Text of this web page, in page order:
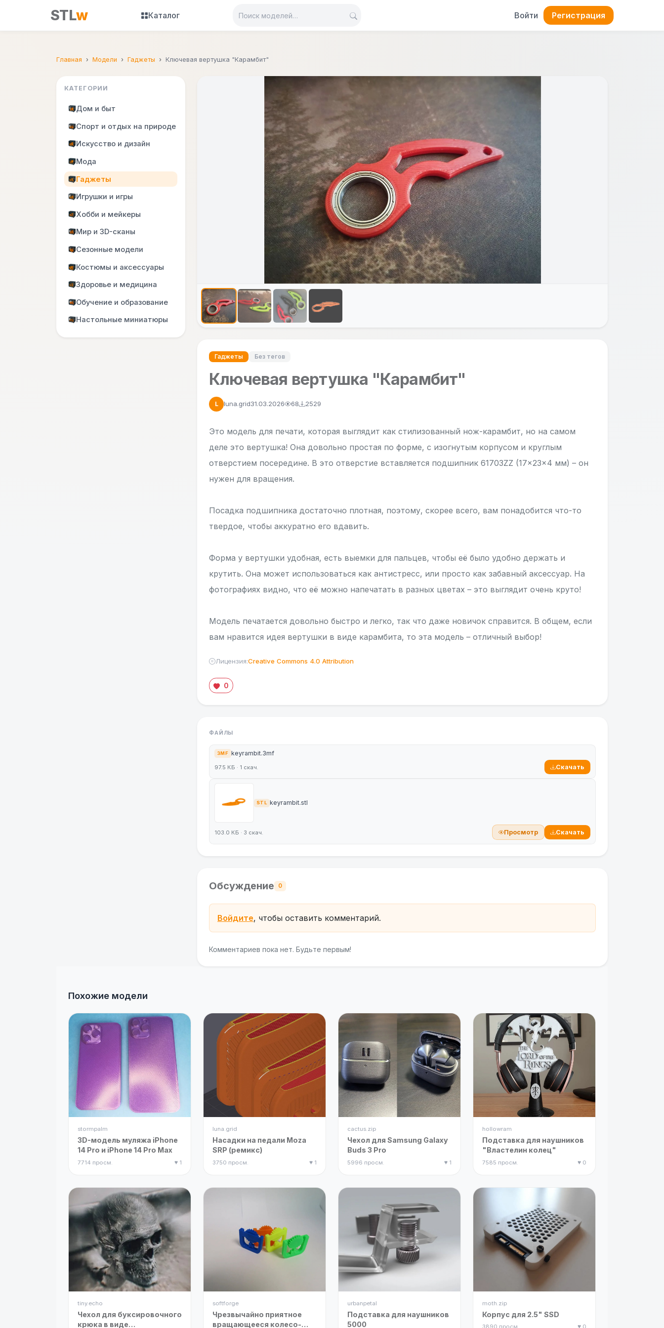
STLw Каталог Войти Регистрация
Главная Модели Гаджеты Ключевая вертушка "Карамбит"
КАТЕГОРИИ
Дом и быт
Спорт и отдых на природе
Искусство и дизайн
Мода
Гаджеты
Игрушки и игры
Хобби и мейкеры
Мир и 3D-сканы
Сезонные модели
Костюмы и аксессуары
Здоровье и медицина
Обучение и образование
Настольные миниатюры
Гаджеты Без тегов
Ключевая вертушка "Карамбит"
L luna.grid31.03.2026 68 2529
Это модель для печати, которая выглядит как стилизованный нож-карамбит, но на самом
деле это вертушка! Она довольно простая по форме, с изогнутым корпусом и круглым
отверстием посередине. В это отверстие вставляется подшипник 61703ZZ (17x23x4 мм) – он
нужен для вращения.
Посадка подшипника достаточно плотная, поэтому, скорее всего, вам понадобится что-то
твердое, чтобы аккуратно его вдавить.
Форма у вертушки удобная, есть выемки для пальцев, чтобы её было удобно держать и
крутить. Она может использоваться как антистресс, или просто как забавный аксессуар. На
фотографиях видно, что её можно напечатать в разных цветах – это выглядит очень круто!
Модель печатается довольно быстро и легко, так что даже новичок справится. В общем, если
вам нравится идея вертушки в виде карамбита, то эта модель – отличный выбор!
Лицензия:Creative Commons 4.0 Attribution
0
ФАЙЛЫ
3MF keyrambit.3mf
97.5 КБ · 1 скач. Скачать
STL keyrambit.stl
103.0 КБ · 3 скач. Просмотр Скачать
Обсуждение 0
Войдите, чтобы оставить комментарий.
Комментариев пока нет. Будьте первым!
Похожие модели
stormpalm
3D-модель муляжа iPhone
14 Pro и iPhone 14 Pro Max
7714 просм. ♥ 1
luna.grid
Насадки на педали Moza
SRP (ремикс)
3750 просм. ♥ 1
cactus.zip
Чехол для Samsung Galaxy
Buds 3 Pro
5996 просм. ♥ 1
hollowram
Подставка для наушников
"Властелин колец"
7585 просм. ♥ 0
tiny.echo
Чехол для буксировочного
крюка в виде
softforge
Чрезвычайно приятное
вращающееся колесо-
urbanpetal
Подставка для наушников
5000
moth.zip
Корпус для 2.5" SSD
3890 просм. ♥ 0